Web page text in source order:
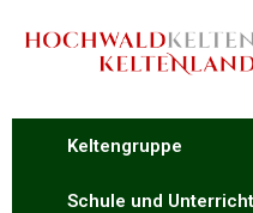
Keltengruppe
Schule und Unterricht